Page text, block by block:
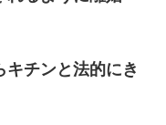
」→チンと法的にき